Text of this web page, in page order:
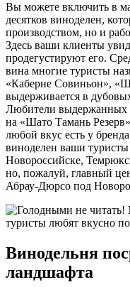
Вы можете включить в
десятков виноделен,
производством, но и
Здесь ваши клиенты
продегустируют его.
вина многие туристы
«Каберне Совиньон»,
выдерживается в
Любители выдержанных
на «Шато Тамань
любой вкус есть у
виноделен ваши
Новороссийске,
но, пожалуй, главный
Абрау-Дюрсо под
Винодельня
ландшафта